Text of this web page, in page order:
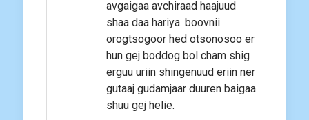
avgaigaa avchiraad haajuud
shaa daa hariya. boovnii
orogtsogoor hed otsonosoo er
hun gej boddog bol cham shig
erguu uriin shingenuud eriin ner
gutaaj gudamjaar duuren baigaa
shuu gej helie.